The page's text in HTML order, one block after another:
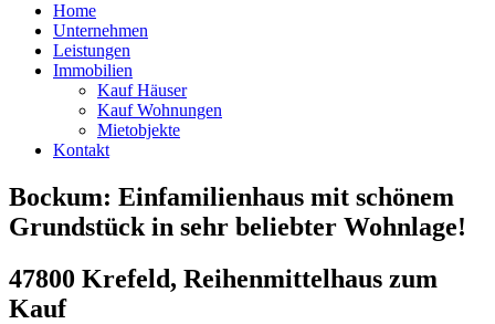
Home
Unternehmen
Leistungen
Immobilien
Kauf Häuser
Kauf Wohnungen
Mietobjekte
Kontakt
Bockum: Einfamilienhaus mit schönem
Grundstück in sehr beliebter Wohnlage!
47800 Krefeld, Reihenmittelhaus zum
Kauf